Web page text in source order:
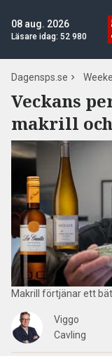
08 aug. 2026
Läsare idag: 52 980
Dagensps.se
Veckans
makrill
Makrill förtjänar ett
Viggo
Cavling